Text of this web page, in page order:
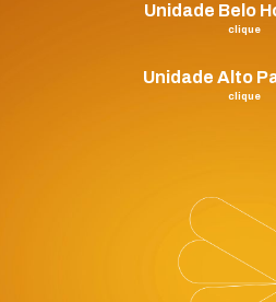
Unidade Belo
clique
Unidade Alto
clique